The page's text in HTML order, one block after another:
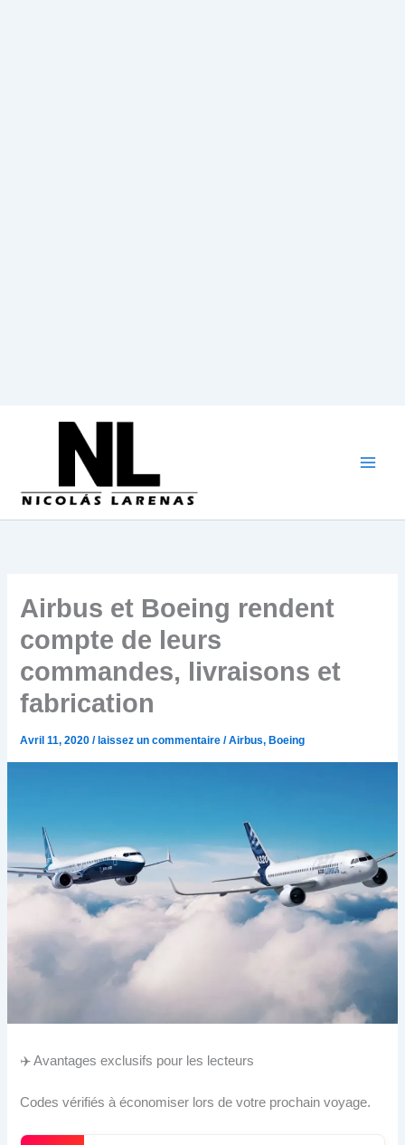
Airbus et Boeing rendent
compte de leurs
commandes, livraisons et
fabrication
Avril 11, 2020/ laissez un commentaire /Airbus, Boeing
✈️ Avantages exclusifs pour les lecteurs
Codes vérifiés à économiser lors de votre prochain voyage.